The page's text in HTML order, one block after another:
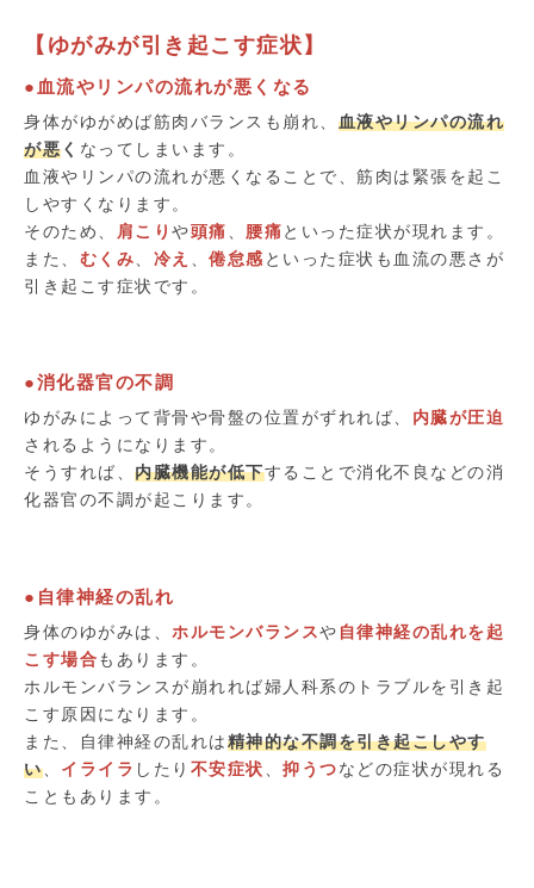
【ゆがみが引き起こす症状】
●血流やリンパの流れが悪くなる
身体がゆがめば筋肉バランスも崩れ、 血液やリンパの流れ
が悪く なってしまいます。
血液やリンパの流れが悪くなることで、筋肉は緊張を起こ
しやすくなります。
そのため、
肩こり や頭痛 腰痛といった症状が現れます。
また、 むくみ 冷え 倦怠感 といった症状も血流の悪さが
引き起こす症状です。
●消化器官の不調
ゆがみによって背骨や骨盤の位置がずれれば、 内臓が圧迫
されるようになります。
そうすれば、 内臓機能が低下することで消化不良などの消
化器官の不調が起こります。
●自律神経の乱れ
身体のゆがみは、 ホルモンバランスや 自律神経の乱れを起
こす場合もあります。
ホルモンバランスが崩れれば婦人科系のトラブルを引き起
こす原因になります。
また、自律神経の乱れは精神的な不調を引き起こしやす
い、 イライラ したり 不安症状 抑うつなどの症状が現れる
こともあります。